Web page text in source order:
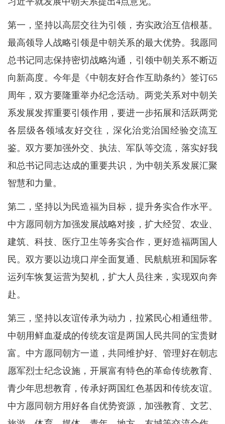
第一，坚持以高层交往为引领，夯实政治互信根基。
最高领导人战略引领是中朝关系的最大优势。我愿同
总书记同志保持密切战略沟通，引领中朝关系不断迈
向新高度。今年是《中朝友好合作互助条约》签订65
周年，双方要隆重举办纪念活动。两党关系对中朝关
系发展发挥重要引领作用，要进一步拓展和活跃两党
各层级各领域友好交往，深化治党治国经验交流互
鉴。双方要加强外交、执法、军队等交流，落实好我
和总书记同志达成的重要共识，为中朝关系发展汇聚
智慧和力量。
第二，坚持以为民造福为目标，提升务实合作水平。
中方愿同朝方加强发展战略对接，扩大经贸、农业、
建筑、科技、医疗卫生等务实合作，更好造福两国人
民。双方要以边境口岸全面复通、民航航班和国际客
运列车恢复运营为契机，扩大人员往来，实现双向奔
赴。
第三，坚持以友谊传承为动力，拉紧民心相通纽带。
中朝用鲜血凝成的传统友谊是两国人民共同的宝贵财
富。中方愿同朝方一道，共同维护好、管理好在朝志
愿军烈士纪念设施，开展富有特色的革命传统教育、
青少年思想教育，传承好两国红色基因和传统友谊。
中方愿同朝方用好各自优势资源，加强教育、文艺、